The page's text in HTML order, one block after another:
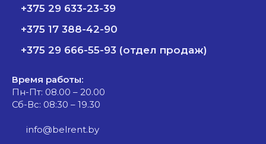
+375 29 633-23-39
+375 17 388-42-90
+375 29 666-55-93 (отдел продаж)
Время работы:
Пн-Пт: 08.00 – 20.00
Сб-Вс: 08:30 – 19.30
info@belrent.by